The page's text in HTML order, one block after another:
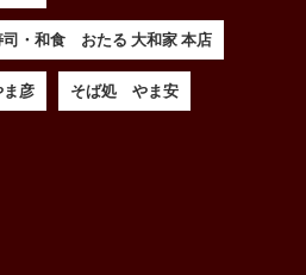
司・和食 おたる 大和家 本店
ま彦 そば処 やま安